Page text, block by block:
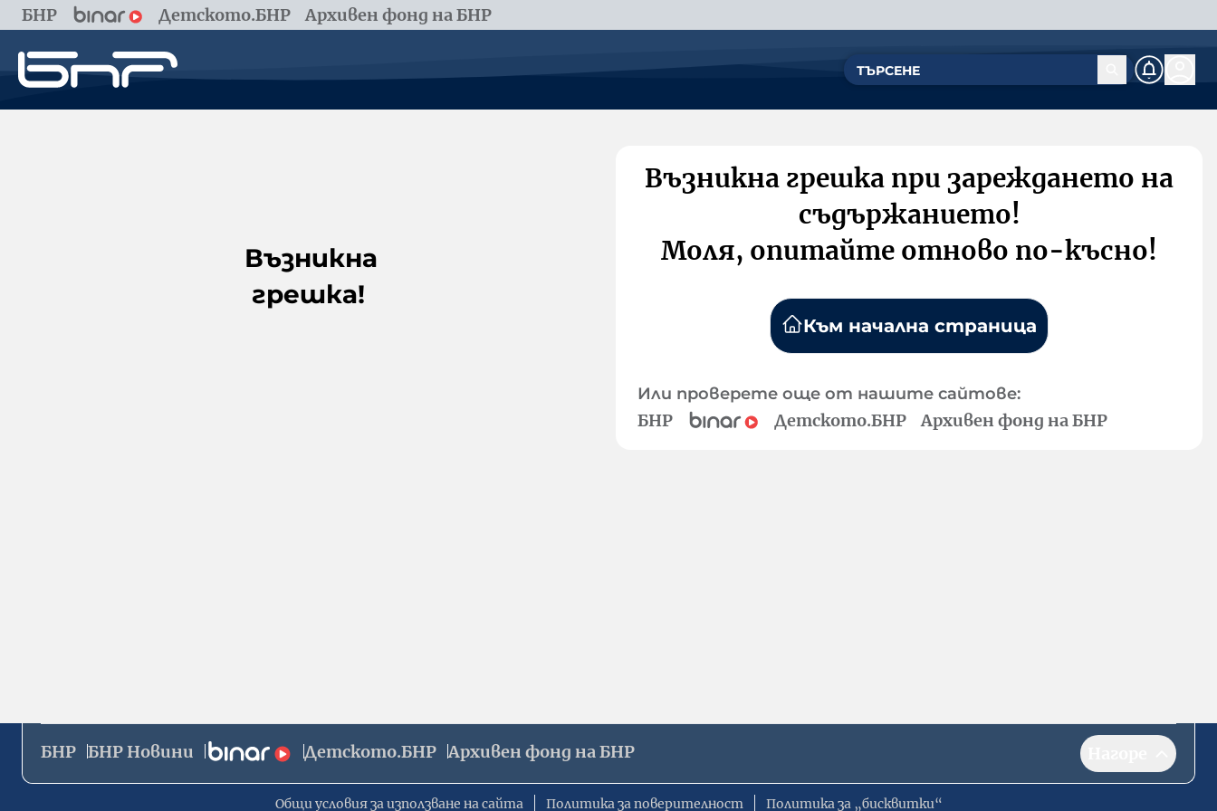
БНР Детското.БНР Архивен фонд на БНР
Възникна
грешка!
Възникна грешка при зареждането на
съдържанието!
Моля, опитайте отново по-късно!
Към начална страница
Или проверете още от нашите сайтове:
БНР Детското.БНР Архивен фонд на БНР
БНР БНР Новини Детското.БНР Архивен фонд на БНР
Общи условия за използване на сайта Политика за поверителност Политика за „бисквитки“